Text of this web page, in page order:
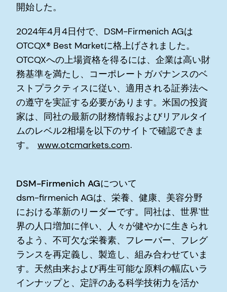
開始した。
2024年4月4日付で、DSM-Firmenich AGは
OTCQX® Best Marketに格上げされました。
OTCQXへの上場資格を得るには、企業は高い財
務基準を満たし、コーポレートガバナンスのベ
ストプラクティスに従い、適用される証券法へ
の遵守を実証する必要があります。米国の投資
家は、同社の最新の財務情報およびリアルタイ
ムのレベル2相場を以下のサイトで確認できま
す。 www.otcmarkets.com.
DSM-Firmenich AGについて
dsm-firmenich AGは、栄養、健康、美容分野
における革新のリーダーです。同社は、世界'世
界の人口増加に伴い、人々が健やかに生きられ
るよう、不可欠な栄養素、フレーバー、フレグ
ランスを再定義し、製造し、組み合わせていま
す。天然由来および再生可能な原料の幅広いラ
インナップと、定評のある科学技術力を活か